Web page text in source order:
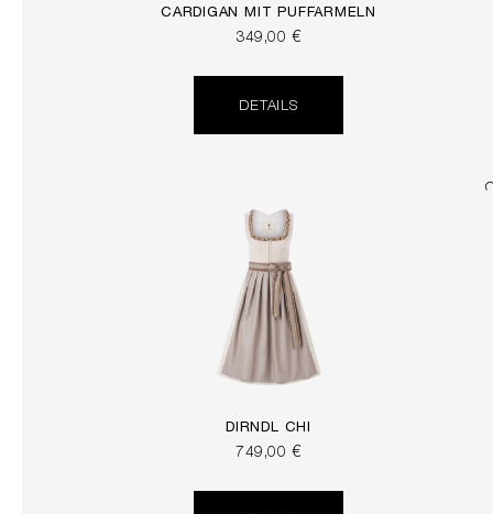
CARDIGAN MIT PUFFÄRMELN
349,00 €
DETAILS
DIRNDL CHI
749,00 €